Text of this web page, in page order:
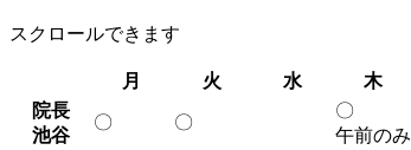
スクロールできます
月 火 水 木
院長
池谷
〇 〇
〇
午前のみ